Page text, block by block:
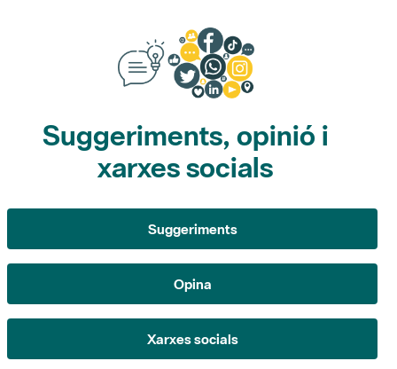
Suggeriments, opinió i
xarxes socials
Suggeriments
Opina
Xarxes socials